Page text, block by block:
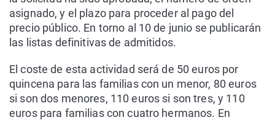
asignado, y el plazo para proceder al pago del
precio público. En torno al 10 de junio se publicarán
las listas definitivas de admitidos.
El coste de esta actividad será de 50 euros por
quincena para las familias con un menor, 80 euros
si son dos menores, 110 euros si son tres, y 110
euros para familias con cuatro hermanos. En